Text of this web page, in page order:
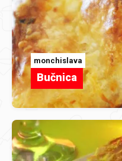
monchislava
Bučnica